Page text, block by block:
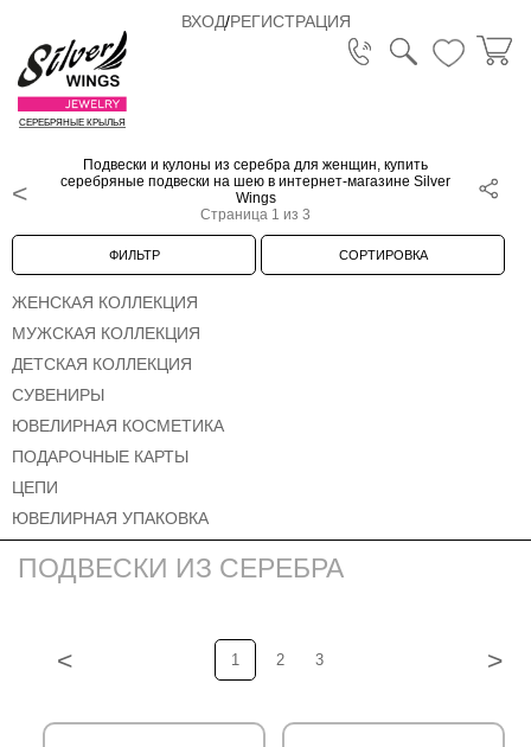
ВХОД/РЕГИСТРАЦИЯ
СЕРЕБРЯНЫЕ КРЫЛЬЯ
Подвески и кулоны из серебра для женщин, купить
серебряные подвески на шею в интернет-магазине Silver
Wings
Страница 1 из 3
ФИЛЬТР СОРТИРОВКА
ЖЕНСКАЯ КОЛЛЕКЦИЯ
МУЖСКАЯ КОЛЛЕКЦИЯ
ДЕТСКАЯ КОЛЛЕКЦИЯ
СУВЕНИРЫ
ЮВЕЛИРНАЯ КОСМЕТИКА
ПОДАРОЧНЫЕ КАРТЫ
ЦЕПИ
ЮВЕЛИРНАЯ УПАКОВКА
ПОДВЕСКИ ИЗ СЕРЕБРА
< 1 2 3 >